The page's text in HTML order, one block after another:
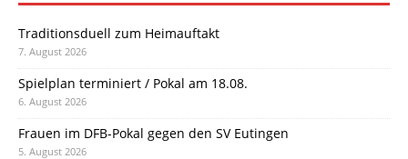
Traditionsduell zum Heimauftakt
7. August 2026
Spielplan terminiert / Pokal am 18.08.
6. August 2026
Frauen im DFB-Pokal gegen den SV Eutingen
5. August 2026